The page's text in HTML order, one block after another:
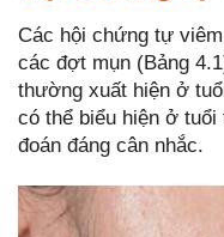
Các hội chứng tự
các đợt mụn (Bảng
thường xuất hiện ở
có thể biểu hiện ở
đoán đáng cân nhắc.